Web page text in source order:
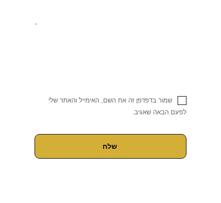
שמור בדפדפן זה את השם, האימייל והאתר שלי
לפעם הבאה שאגיב.